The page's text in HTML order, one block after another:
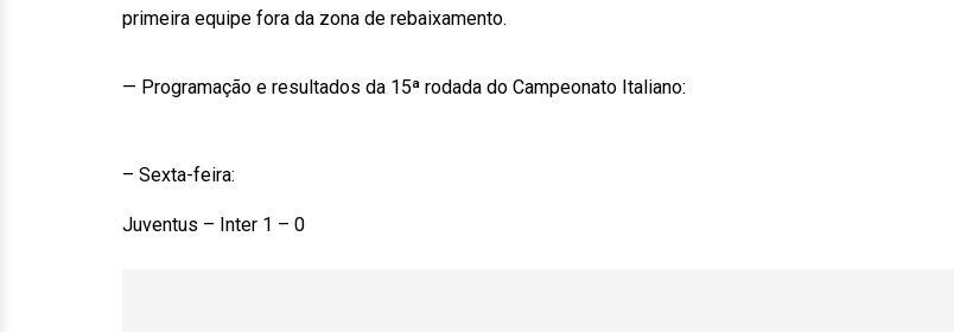
primeira equipe fora da zona de rebaixamento.
— Programação e resultados da 15ª rodada do Campeonato Italiano:
– Sexta-feira:
Juventus – Inter 1 – 0